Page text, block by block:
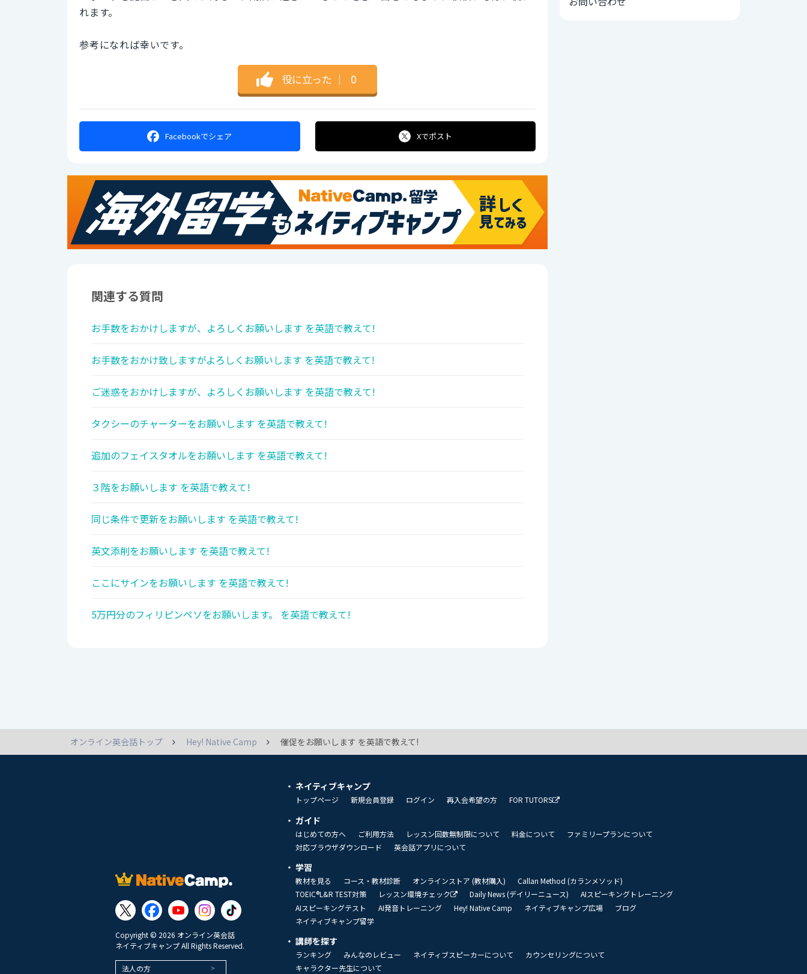
れます。
参考になれば幸いです。
役に立った ｜ 0
Facebookでシェア Xでポスト
関連する質問
お手数をおかけしますが、よろしくお願いします を英語で教えて!
お手数をおかけ致しますがよろしくお願いします を英語で教えて!
ご迷惑をおかけしますが、よろしくお願いします を英語で教えて!
タクシーのチャーターをお願いします を英語で教えて!
追加のフェイスタオルをお願いします を英語で教えて!
３階をお願いします を英語で教えて!
同じ条件で更新をお願いします を英語で教えて!
英文添削をお願いします を英語で教えて!
ここにサインをお願いします を英語で教えて!
5万円分のフィリピンペソをお願いします。 を英語で教えて!
オンライン英会話トップ Hey! Native Camp 催促をお願いします を英語で教えて!
Copyright © 2026 オンライン英会話
ネイティブキャンプ All Rights Reserved.
法人の方
ネイティブキャンプ
トップページ 新規会員登録 ログイン 再入会希望の方 FOR TUTORS
ガイド
はじめての方へ ご利用方法 レッスン回数無制限について 料金について
ファミリープランについて
対応ブラウザダウンロード
英会話アプリについて
学習
教材を見る コース・教材診断 オンラインストア (教材購入)
Callan Method (カランメソッド)
TOEIC®L&R TEST対策
レッスン環境チェック Daily News (デイリーニュース)
AIスピーキングトレーニング
AIスピーキングテスト
AI発音トレーニング Hey! Native Camp ネイティブキャンプ広場
ブログ
ネイティブキャンプ留学
講師を探す
ランキング みんなのレビュー ネイティブスピーカーについて
カウンセリングについて
キャラクター先生について